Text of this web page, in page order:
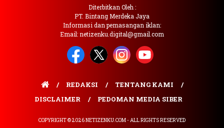
Diterbitkan Oleh :
PT. Bintang Merdeka Jaya
Informasi dan pemasangan iklan:
Email: netizenku.digital@gmail.com
REDAKSI
TENTANG KAMI
DISCLAIMER
PEDOMAN MEDIA SIBER
COPYRIGHT © 2026 NETIZENKU.COM - ALL RIGHTS RESERVED